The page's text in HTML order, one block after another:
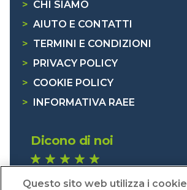
> CHI SIAMO
> AIUTO E CONTATTI
> TERMINI E CONDIZIONI
> PRIVACY POLICY
> COOKIE POLICY
> INFORMATIVA RAEE
Dicono di noi
Eccellente (4,8)
Questo sito web utilizza i cookie